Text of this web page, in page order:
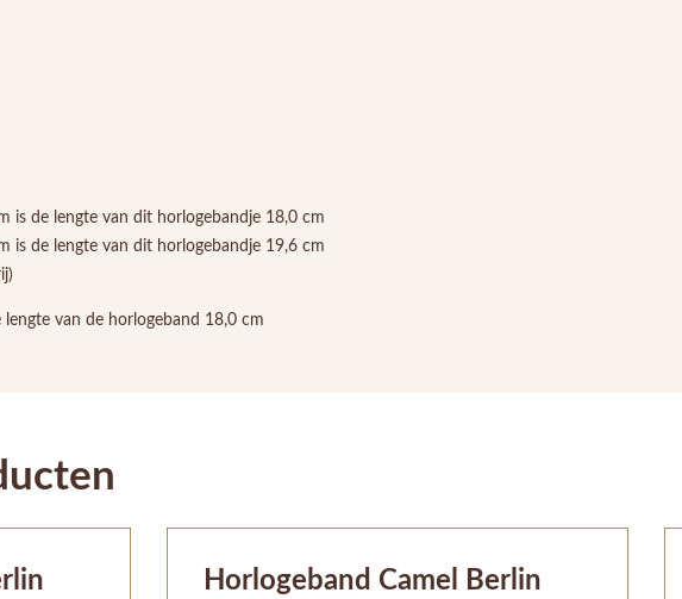
is de lengte van dit horlogebandje 18,0 cm
is de lengte van dit horlogebandje 19,6 cm
van de horlogeband 18,0 cm
Horlogeband Camel Berlin